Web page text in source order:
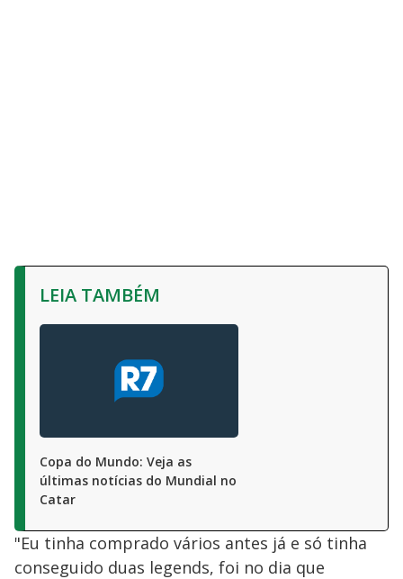
LEIA TAMBÉM
Copa do Mundo: Veja as
últimas notícias do Mundial no
Catar
"Eu tinha comprado vários antes já e só tinha
conseguido duas legends, foi no dia que